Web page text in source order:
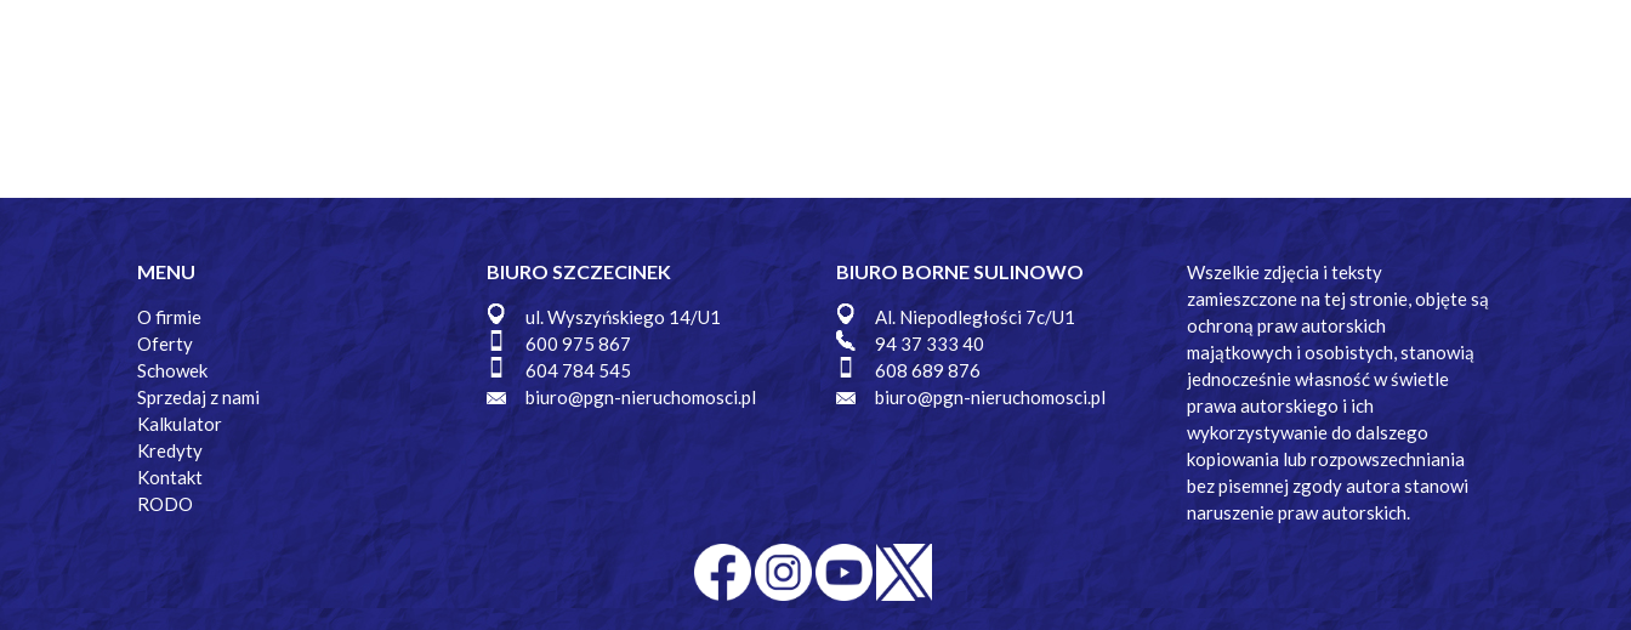
MENU
O firmie
Oferty
Schowek
Sprzedaj z nami
Kalkulator
Kredyty
Kontakt
RODO
BIURO SZCZECINEK
ul. Wyszyńskiego 14/U1
600 975 867
604 784 545
biuro@pgn-nieruchomosci.pl
BIURO BORNE SULINOWO
Al. Niepodległości 7c/U1
94 37 333 40
608 689 876
biuro@pgn-nieruchomosci.pl
Wszelkie zdjęcia i teksty
zamieszczone na tej stronie, objęte są
ochroną praw autorskich
majątkowych i osobistych, stanowią
jednocześnie własność w świetle
prawa autorskiego i ich
wykorzystywanie do dalszego
kopiowania lub rozpowszechniania
bez pisemnej zgody autora stanowi
naruszenie praw autorskich.